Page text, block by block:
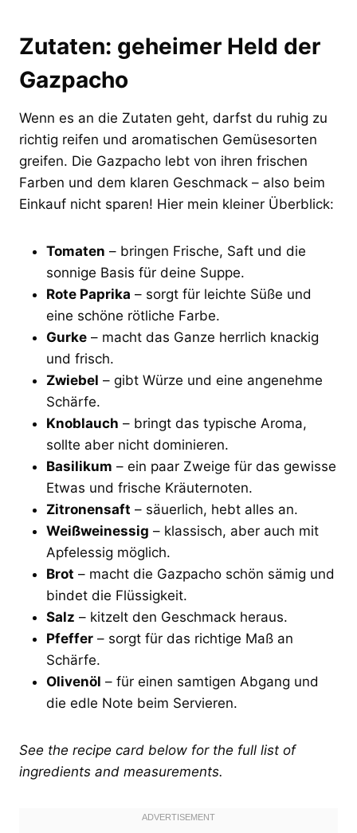
Zutaten: geheimer Held der
Gazpacho
Wenn es an die Zutaten geht, darfst du ruhig zu
richtig reifen und aromatischen Gemüsesorten
greifen. Die Gazpacho lebt von ihren frischen
Farben und dem klaren Geschmack – also beim
Einkauf nicht sparen! Hier mein kleiner Überblick:
Tomaten – bringen Frische, Saft und die
sonnige Basis für deine Suppe.
Rote Paprika – sorgt für leichte Süße und
eine schöne rötliche Farbe.
Gurke – macht das Ganze herrlich knackig
und frisch.
Zwiebel – gibt Würze und eine angenehme
Schärfe.
Knoblauch – bringt das typische Aroma,
sollte aber nicht dominieren.
Basilikum – ein paar Zweige für das gewisse
Etwas und frische Kräuternoten.
Zitronensaft – säuerlich, hebt alles an.
Weißweinessig – klassisch, aber auch mit
Apfelessig möglich.
Brot – macht die Gazpacho schön sämig und
bindet die Flüssigkeit.
Salz – kitzelt den Geschmack heraus.
Pfeffer – sorgt für das richtige Maß an
Schärfe.
Olivenöl – für einen samtigen Abgang und
die edle Note beim Servieren.
See the recipe card below for the full list of
ingredients and measurements.